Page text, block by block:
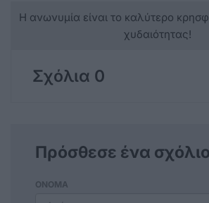
Η ανωνυμία είναι το καλύτερο
χυδαιότητας!
Σχόλια 0
Πρόσθεσε ένα σχόλιο
ΟΝΟΜΑ